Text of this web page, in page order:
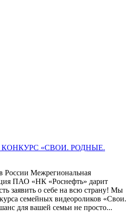
КОНКУРС «СВОИ. РОДНЫЕ.
России Межрегиональная
ПАО «НК «Роснефть» дарит
заявить о себе на всю страну! Мы
семейных видеороликов «Свои.
для вашей семьи не просто...